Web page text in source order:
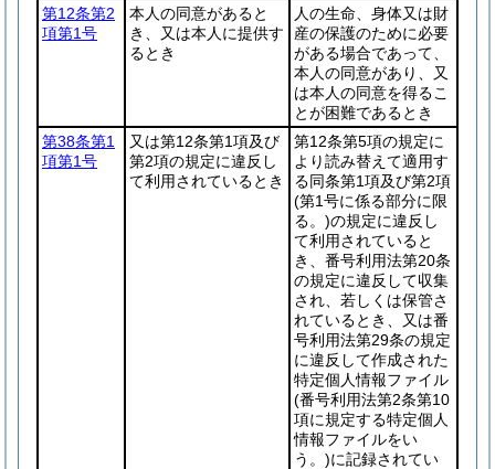
第12条第2
項第1号
本人の同意があると
き、又は本人に提供す
るとき
人の生命、身体又は財
産の保護のために必要
がある場合であって、
本人の同意があり、又
は本人の同意を得るこ
とが困難であるとき
第38条第1
項第1号
又は第12条第1項及び
第2項の規定に違反し
て利用されているとき
第12条第5項の規定に
より読み替えて適用す
る同条第1項及び第2項
(第1号に係る部分に限
る。)の規定に違反し
て利用されていると
き、番号利用法第20条
の規定に違反して収集
され、若しくは保管さ
れているとき、又は番
号利用法第29条の規定
に違反して作成された
特定個人情報ファイル
(番号利用法第2条第10
項に規定する特定個人
情報ファイルをい
う。)に記録されてい